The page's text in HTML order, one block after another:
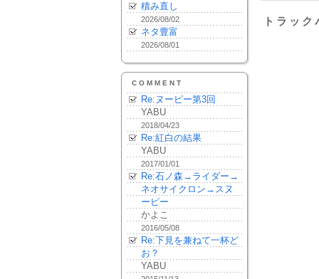
積み直し
2026/08/02
ネタ豊富
2026/08/01
COMMENT
Re:ヌーピー第3回
YABU
2018/04/23
Re:紅白の結果
YABU
2017/01/01
Re:石ノ森→ライダー→
ネオサイクロン→スヌ
ーピー
かよこ
2016/05/08
Re:下見を兼ねて一杯ど
お？
YABU
トラッ